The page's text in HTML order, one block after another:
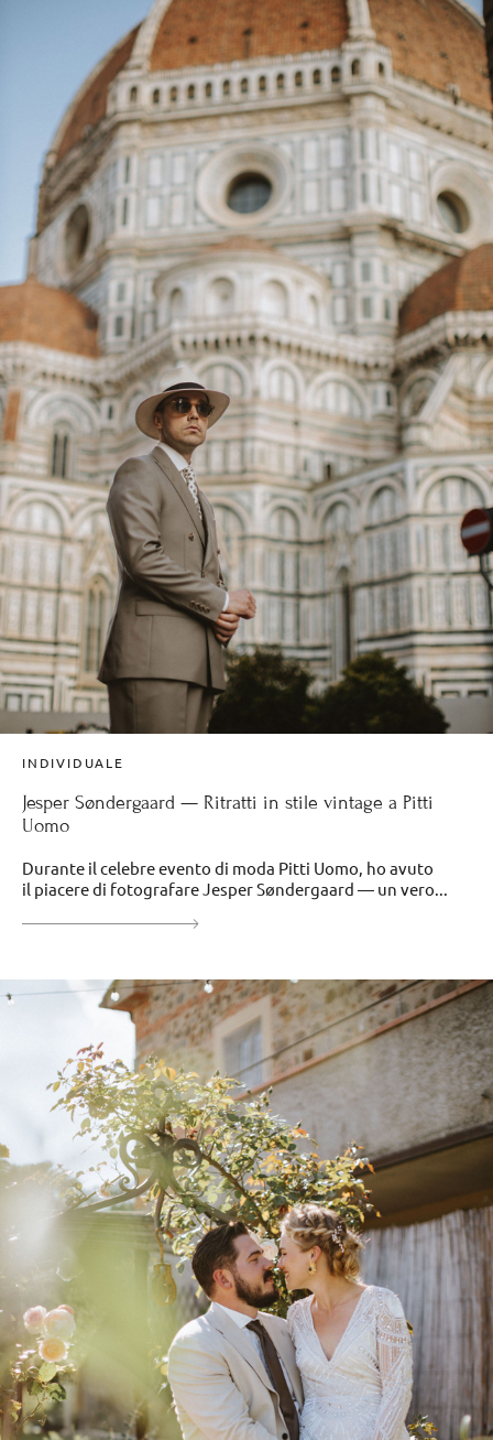
INDIVIDUALE
Jesper Søndergaard — Ritratti in stile vintage a Pitti
Uomo
Durante il celebre evento di moda Pitti Uomo, ho avuto
il piacere di fotografare Jesper Søndergaard — un vero...